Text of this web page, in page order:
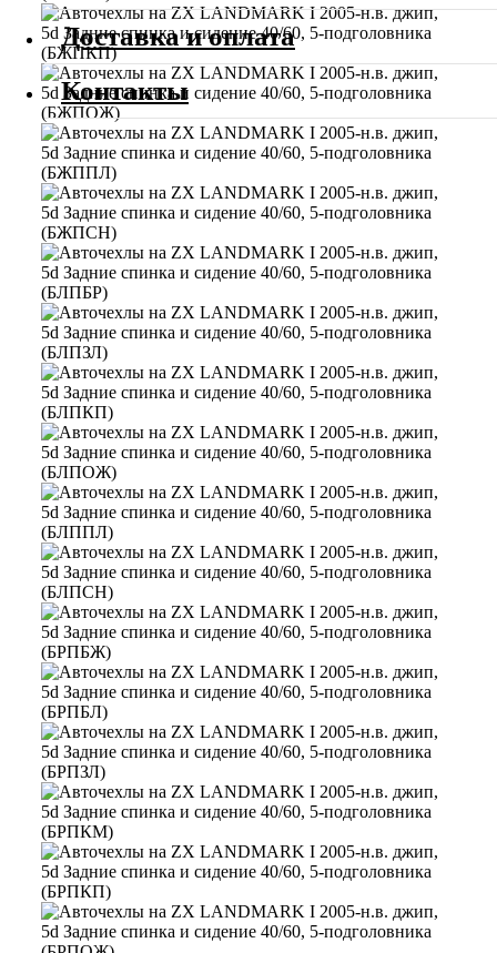
Доставка и оплата
Контакты